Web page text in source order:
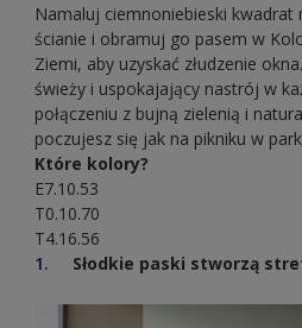
Namaluj ciemnoniebieski kwadrat
ścianie i obramuj go pasem w
Ziemi, aby uzyskać złudzenie
świeży i uspokajający nastrój w
połączeniu z bujną zielenią i
poczujesz się jak na pikniku w
Które kolory?
E7.10.53
T0.10.70
T4.16.56
Słodkie paski stworzą